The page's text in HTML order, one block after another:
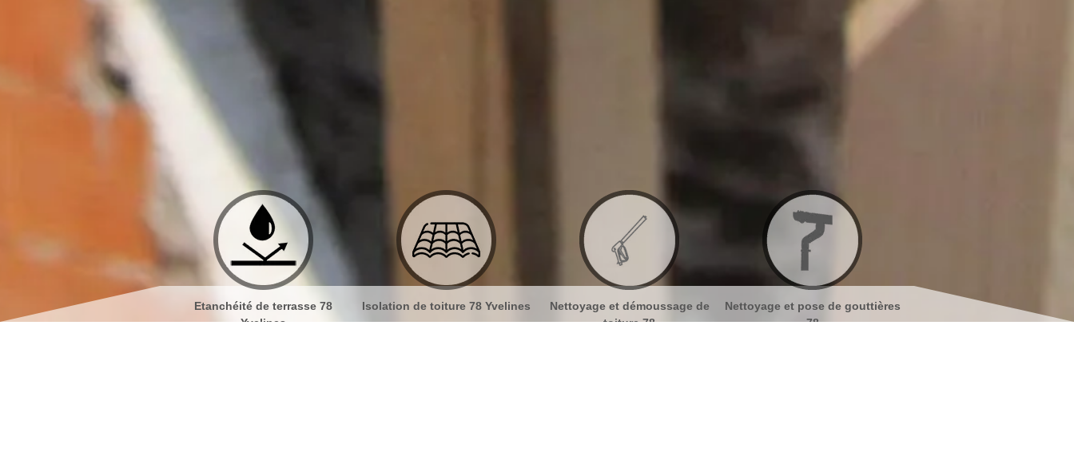
Etanchéité de terrasse 78
Yvelines
Isolation de toiture 78 Yvelines
Nettoyage et démoussage de
toiture 78
Nettoyage et pose de gouttières
78
Nettoyage et ravalement de
façades 78
Peinture sur tuiles